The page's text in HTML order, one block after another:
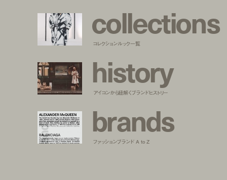
collections
コレクションルック一覧
history
アイコンから紐解くブランドヒストリー
brands
ファッションブランド A to Z